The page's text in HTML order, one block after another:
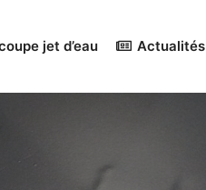
jet d’eau Actualités